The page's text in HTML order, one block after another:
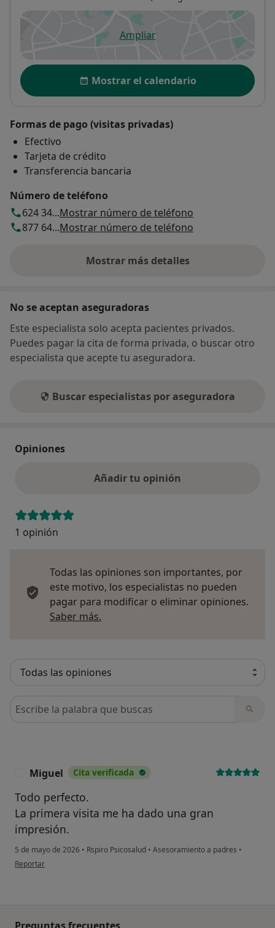
Ampliarse abre en una nueva
Disponibilidad
Mostrar el calendario
Formas de pago (visitas privadas)
Efectivo
Tarjeta de crédito
Transferencia bancaria
Número de teléfono
624 34...Mostrar número de teléfono
877 64...Mostrar número de teléfono
Mostrar más detalles
sobre la dirección
No se aceptan aseguradoras
Este especialista solo acepta pacientes privados.
Puedes pagar la cita de forma privada, o buscar otro
especialista que acepte tu aseguradora.
Buscar especialistas por aseguradora
Opiniones
Añadir tu opinión
1 opinión
Todas las opiniones son importantes, por
este motivo, los especialistas no pueden
pagar para modificar o eliminar opiniones.
Saber más.
Busca en opiniones
Miguel Cita verificada
Todo perfecto.
La primera visita me ha dado una gran
impresión.
5 de mayo de 2026 • Rspiro Psicosalud • Asesoramiento a padres •
en opinión del usuario Miguel
Reportar